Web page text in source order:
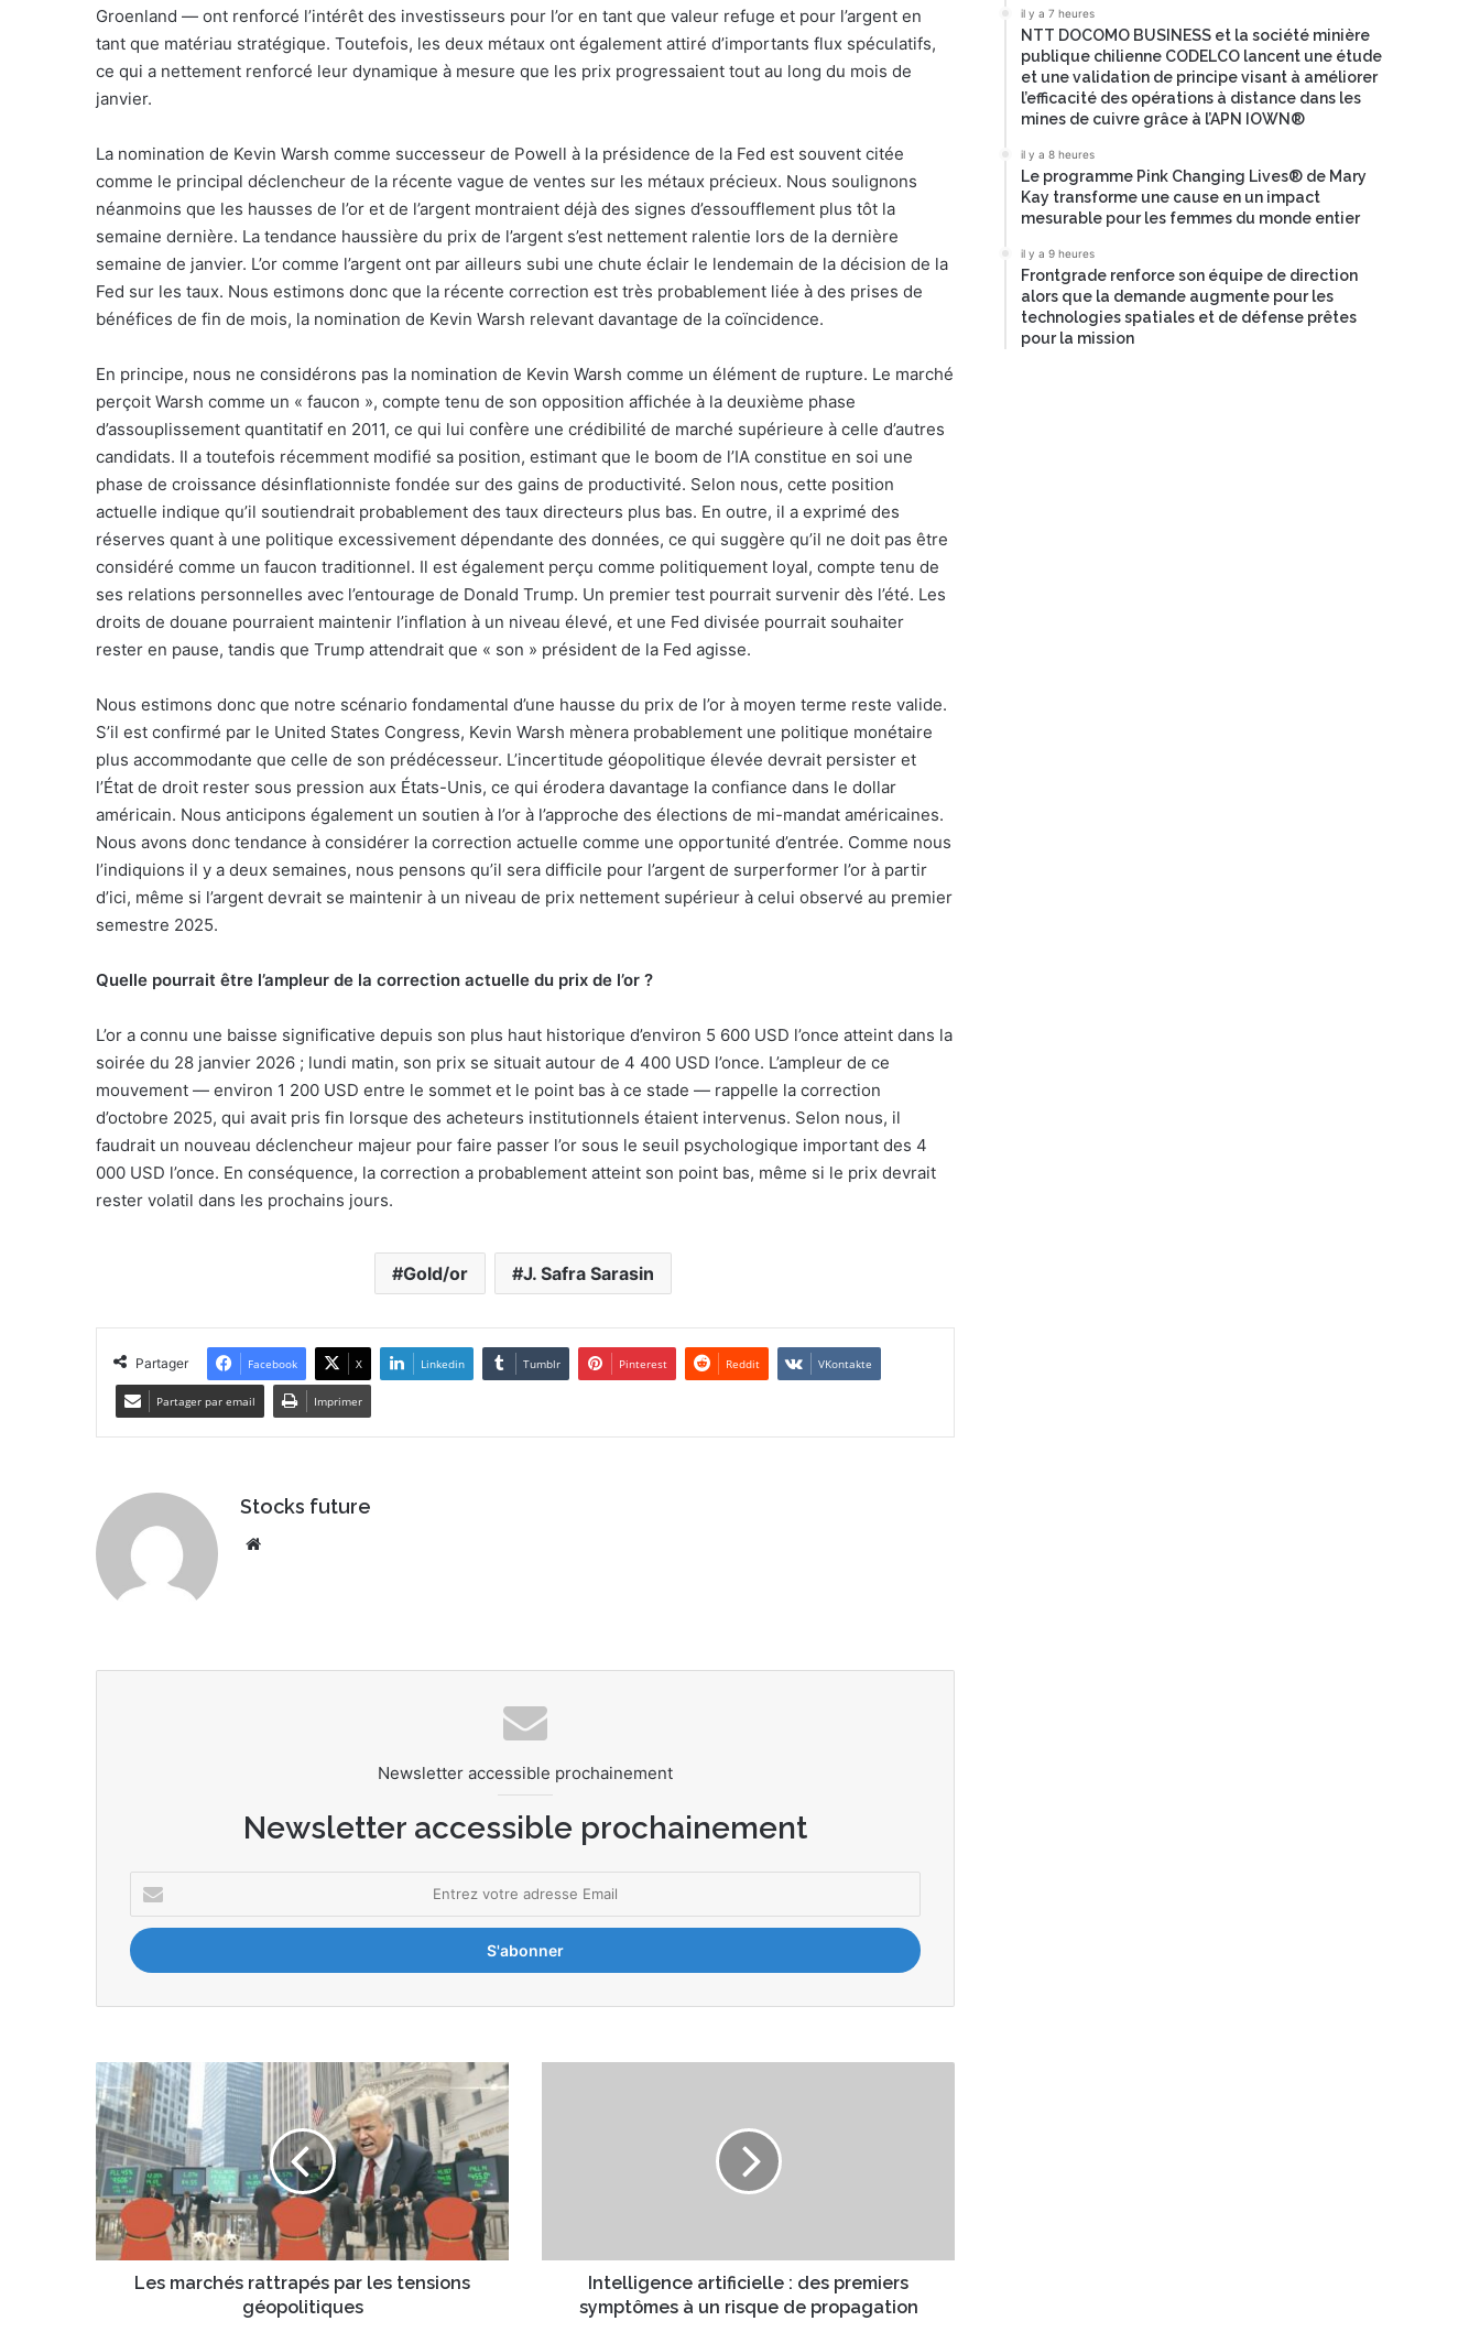
Groenland — ont renforcé l’intérêt des investisseurs pour l’or en tant que valeur refuge et pour l’argent en
tant que matériau stratégique. Toutefois, les deux métaux ont également attiré d’importants flux spéculatifs,
ce qui a nettement renforcé leur dynamique à mesure que les prix progressaient tout au long du mois de
janvier.
La nomination de Kevin Warsh comme successeur de Powell à la présidence de la Fed est souvent citée
comme le principal déclencheur de la récente vague de ventes sur les métaux précieux. Nous soulignons
néanmoins que les hausses de l’or et de l’argent montraient déjà des signes d’essoufflement plus tôt la
semaine dernière. La tendance haussière du prix de l’argent s’est nettement ralentie lors de la dernière
semaine de janvier. L’or comme l’argent ont par ailleurs subi une chute éclair le lendemain de la décision de la
Fed sur les taux. Nous estimons donc que la récente correction est très probablement liée à des prises de
bénéfices de fin de mois, la nomination de Kevin Warsh relevant davantage de la coïncidence.
En principe, nous ne considérons pas la nomination de Kevin Warsh comme un élément de rupture. Le marché
perçoit Warsh comme un « faucon », compte tenu de son opposition affichée à la deuxième phase
d’assouplissement quantitatif en 2011, ce qui lui confère une crédibilité de marché supérieure à celle d’autres
candidats. Il a toutefois récemment modifié sa position, estimant que le boom de l’IA constitue en soi une
phase de croissance désinflationniste fondée sur des gains de productivité. Selon nous, cette position
actuelle indique qu’il soutiendrait probablement des taux directeurs plus bas. En outre, il a exprimé des
réserves quant à une politique excessivement dépendante des données, ce qui suggère qu’il ne doit pas être
considéré comme un faucon traditionnel. Il est également perçu comme politiquement loyal, compte tenu de
ses relations personnelles avec l’entourage de Donald Trump. Un premier test pourrait survenir dès l’été. Les
droits de douane pourraient maintenir l’inflation à un niveau élevé, et une Fed divisée pourrait souhaiter
rester en pause, tandis que Trump attendrait que « son » président de la Fed agisse.
Nous estimons donc que notre scénario fondamental d’une hausse du prix de l’or à moyen terme reste valide.
S’il est confirmé par le United States Congress, Kevin Warsh mènera probablement une politique monétaire
plus accommodante que celle de son prédécesseur. L’incertitude géopolitique élevée devrait persister et
l’État de droit rester sous pression aux États-Unis, ce qui érodera davantage la confiance dans le dollar
américain. Nous anticipons également un soutien à l’or à l’approche des élections de mi-mandat américaines.
Nous avons donc tendance à considérer la correction actuelle comme une opportunité d’entrée. Comme nous
l’indiquions il y a deux semaines, nous pensons qu’il sera difficile pour l’argent de surperformer l’or à partir
d’ici, même si l’argent devrait se maintenir à un niveau de prix nettement supérieur à celui observé au premier
semestre 2025.
Quelle pourrait être l’ampleur de la correction actuelle du prix de l’or ?
L’or a connu une baisse significative depuis son plus haut historique d’environ 5 600 USD l’once atteint dans la
soirée du 28 janvier 2026 ; lundi matin, son prix se situait autour de 4 400 USD l’once. L’ampleur de ce
mouvement — environ 1 200 USD entre le sommet et le point bas à ce stade — rappelle la correction
d’octobre 2025, qui avait pris fin lorsque des acheteurs institutionnels étaient intervenus. Selon nous, il
faudrait un nouveau déclencheur majeur pour faire passer l’or sous le seuil psychologique important des 4
000 USD l’once. En conséquence, la correction a probablement atteint son point bas, même si le prix devrait
rester volatil dans les prochains jours.
Gold/or J. Safra Sarasin
Partager Facebook X Linkedin Tumblr Pinterest Reddit VKontakte
Partager par email Imprimer
Stocks future
Newsletter accessible prochainement
Newsletter accessible prochainement
votre
adresse
Email
Les
marchés
rattrapés
par
les
tensions
géopolitiques
Les marchés rattrapés par les tensions
géopolitiques
risque
propagation
Intelligence artificielle : des premiers
symptômes à un risque de propagation
il y a 7 heures
NTT DOCOMO BUSINESS et la société minière
publique chilienne CODELCO lancent une étude
et une validation de principe visant à améliorer
l’efficacité des opérations à distance dans les
mines de cuivre grâce à l’APN IOWN®
il y a 8 heures
Le programme Pink Changing Lives® de Mary
Kay transforme une cause en un impact
mesurable pour les femmes du monde entier
il y a 9 heures
Frontgrade renforce son équipe de direction
alors que la demande augmente pour les
technologies spatiales et de défense prêtes
pour la mission